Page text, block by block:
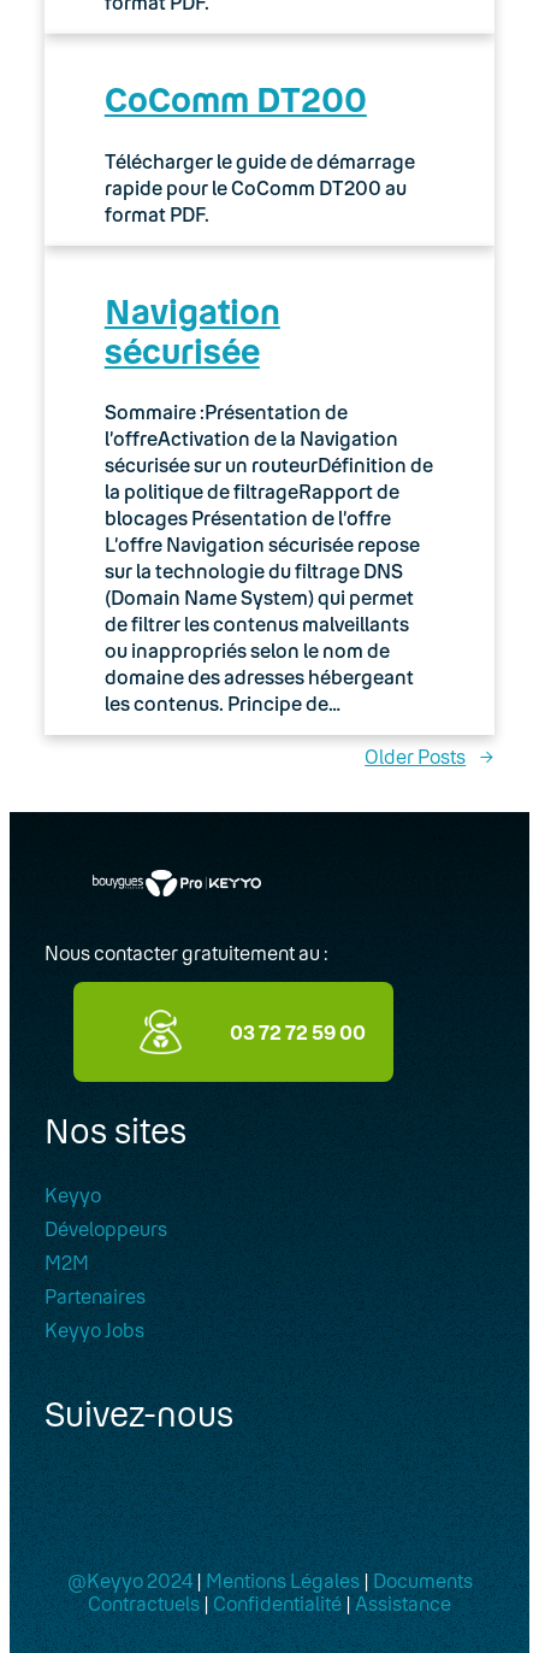
CoComm DT200
Télécharger le guide de démarrage
rapide pour le CoComm DT200 au
format PDF.
Navigation
sécurisée
Sommaire :Présentation de
l’offreActivation de la Navigation
sécurisée sur un routeurDéfinition de
la politique de filtrageRapport de
blocages Présentation de l’offre
L’offre Navigation sécurisée repose
sur la technologie du filtrage DNS
(Domain Name System) qui permet
de filtrer les contenus malveillants
ou inappropriés selon le nom de
domaine des adresses hébergeant
les contenus. Principe de…
Older Posts →
Nous contacter gratuitement au :
03 72 72 59 00
Nos sites
Keyyo
Développeurs
M2M
Partenaires
Keyyo Jobs
Suivez-nous
@Keyyo 2024| Mentions Légales|Documents
Contractuels|Confidentialité|Assistance